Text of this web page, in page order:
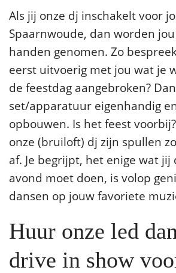
Als jij onze dj inschakelt voor
Spaarnwoude, dan worden
handen genomen. Zo
eerst uitvoerig met jou wat je
de feestdag aangebroken?
set/apparatuur eigenhandig
opbouwen. Is het feest
onze (bruiloft) dj zijn spullen
af. Je begrijpt, het enige wat jij
avond moet doen, is volop
dansen op jouw favoriete
Huur onze led
drive in show